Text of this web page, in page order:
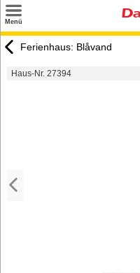
Menü
Urlaubsziele
Ferienhaus: Blåvand
Haus-Nr. 27394